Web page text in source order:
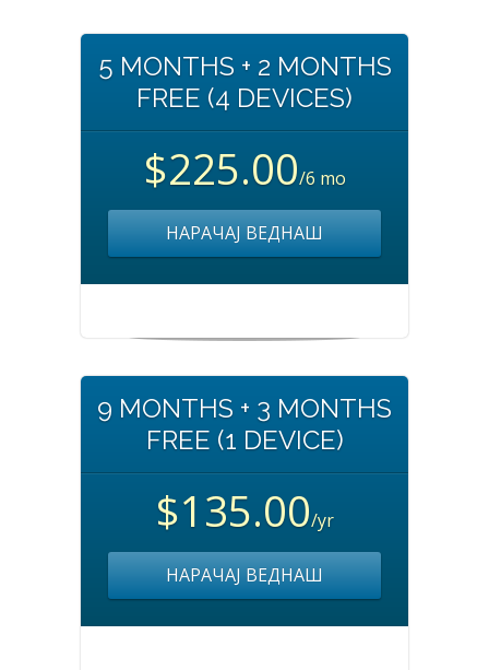
5 MONTHS + 2 MONTHS
FREE (4 DEVICES)
$225.00/6 mo
НАРАЧАЈ ВЕДНАШ
9 MONTHS + 3 MONTHS
FREE (1 DEVICE)
$135.00/yr
НАРАЧАЈ ВЕДНАШ